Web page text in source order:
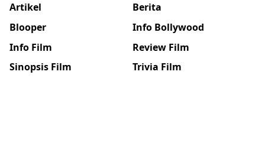
Artikel
Berita
Blooper
Info Bollywood
Info Film
Review Film
Sinopsis Film
Trivia Film